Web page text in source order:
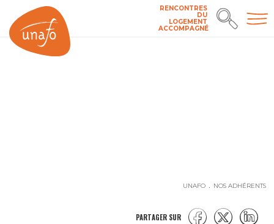
RENCONTRES
DU
LOGEMENT
ACCOMPAGNÉ
PARTAGER SUR
UNAFO NOS ADHÉRENTS